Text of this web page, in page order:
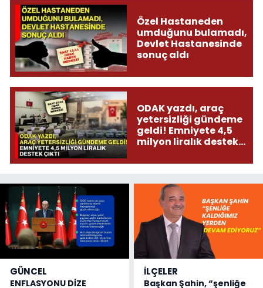
Özel Hastaneden
umduğunu bulamadı,
Devlet Hastanesinde
sonuç aldı
ODAK yazdı, araç
yetersizliği gündeme
geldi! Emniyete 4,5
milyon liralık destek
GÜNCEL
ENFLASYONU DİZE
İLÇELER
Başkan Şahin, “şenliğe